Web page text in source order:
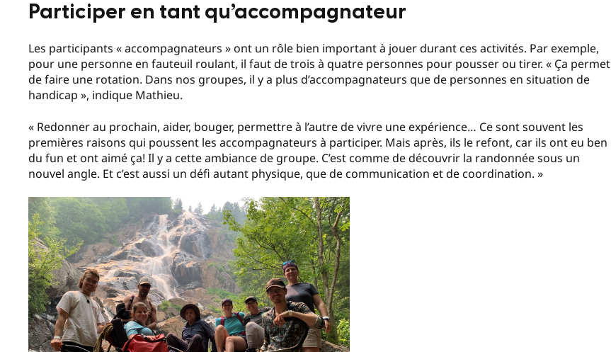
Participer en tant qu’accompagnateur
Les participants « accompagnateurs » ont un rôle bien important à jouer durant ces activités. Par exemple,
pour une personne en fauteuil roulant, il faut de trois à quatre personnes pour pousser ou tirer. « Ça permet
de faire une rotation. Dans nos groupes, il y a plus d’accompagnateurs que de personnes en situation de
handicap », indique Mathieu.
« Redonner au prochain, aider, bouger, permettre à l’autre de vivre une expérience… Ce sont souvent les
premières raisons qui poussent les accompagnateurs à participer. Mais après, ils le refont, car ils ont eu ben
du fun et ont aimé ça! Il y a cette ambiance de groupe. C’est comme de découvrir la randonnée sous un
nouvel angle. Et c’est aussi un défi autant physique, que de communication et de coordination. »